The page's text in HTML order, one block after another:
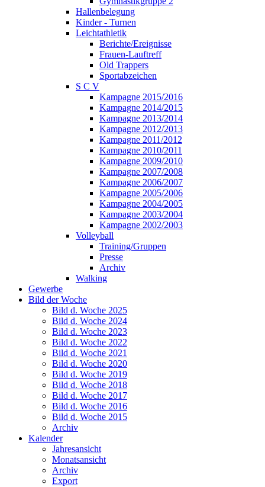
Hallenbelegung
Kinder - Turnen
Leichtathletik
Berichte/Ereignisse
Frauen-Lauftreff
Old Trappers
Sportabzeichen
S C V
Kampagne 2015/2016
Kampagne 2014/2015
Kampagne 2013/2014
Kampagne 2012/2013
Kampagne 2011/2012
Kampagne 2010/2011
Kampagne 2009/2010
Kampagne 2007/2008
Kampagne 2006/2007
Kampagne 2005/2006
Kampagne 2004/2005
Kampagne 2003/2004
Kampagne 2002/2003
Volleyball
Training/Gruppen
Presse
Archiv
Walking
Gewerbe
Bild der Woche
Bild d. Woche 2025
Bild d. Woche 2024
Bild d. Woche 2023
Bild d. Woche 2022
Bild d. Woche 2021
Bild d. Woche 2020
Bild d. Woche 2019
Bild d. Woche 2018
Bild d. Woche 2017
Bild d. Woche 2016
Bild d. Woche 2015
Archiv
Kalender
Jahresansicht
Monatsansicht
Archiv
Export